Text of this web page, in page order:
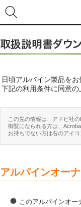
日頃アルパイン製品を
下記の利用条件に同意の
この先の情報は、アドビ社
御覧になられる方は、
お持ちでない方は右のアイ
アルパインオー
このアルパインオー